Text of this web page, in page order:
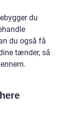
du
du også få
tænder, så